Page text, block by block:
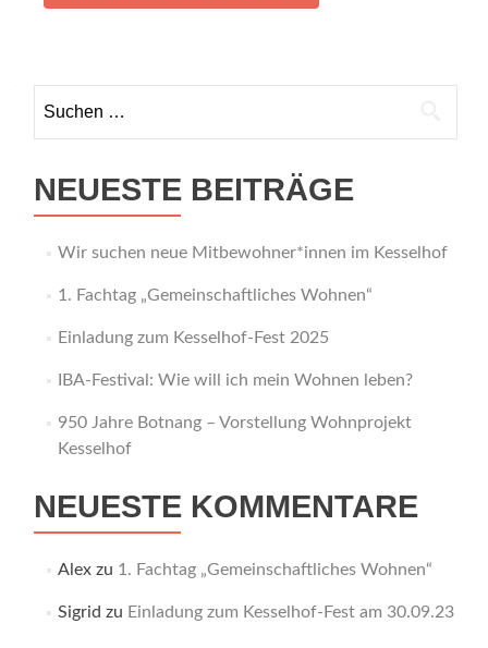
nach:
NEUESTE BEITRÄGE
Wir suchen neue Mitbewohner*innen im Kesselhof
1. Fachtag „Gemeinschaftliches Wohnen“
Einladung zum Kesselhof-Fest 2025
IBA-Festival: Wie will ich mein Wohnen leben?
950 Jahre Botnang – Vorstellung Wohnprojekt
Kesselhof
NEUESTE KOMMENTARE
Alexzu 1. Fachtag „Gemeinschaftliches Wohnen“
Sigrid zu Einladung zum Kesselhof-Fest am 30.09.23